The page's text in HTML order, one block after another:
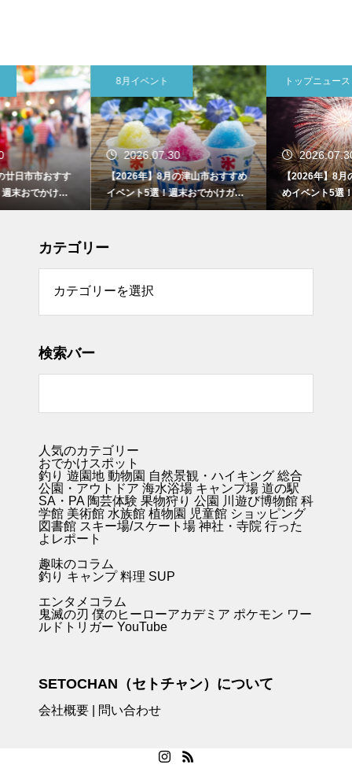
8月イベント
2026.07.30
【2026年】8月の津山市おすすめ
イベント5選！週末おでかけガイ
ド
トップニュース
2026.07.30
【2026年】8月の東広島市おすす
めイベント5選！週末おでかけガ
イド
カテゴリー
検索バー
人気のカテゴリー
おでかけスポット
釣り 遊園地 動物園 自然景観・ハイキング 総合
公園・アウトドア 海水浴場 キャンプ場 道の駅
SA・PA 陶芸体験 果物狩り 公園 川遊び博物館 科
学館 美術館 水族館 植物園 児童館 ショッピング
図書館 スキー場/スケート場 神社・寺院 行った
よレポート
趣味のコラム
釣り キャンプ料理 SUP
エンタメコラム
鬼滅の刃 僕のヒーローアカデミア ポケモン ワー
ルドトリガー YouTube
SETOCHAN（セトチャン）について
会社概要 問い合わせ